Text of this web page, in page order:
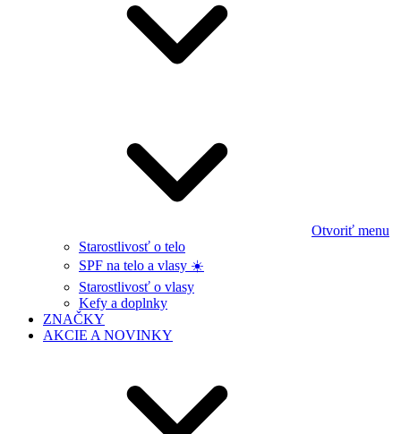
Otvoriť menu
Starostlivosť o telo
SPF na telo a vlasy ☀️
Starostlivosť o vlasy
Kefy a doplnky
ZNAČKY
AKCIE A NOVINKY